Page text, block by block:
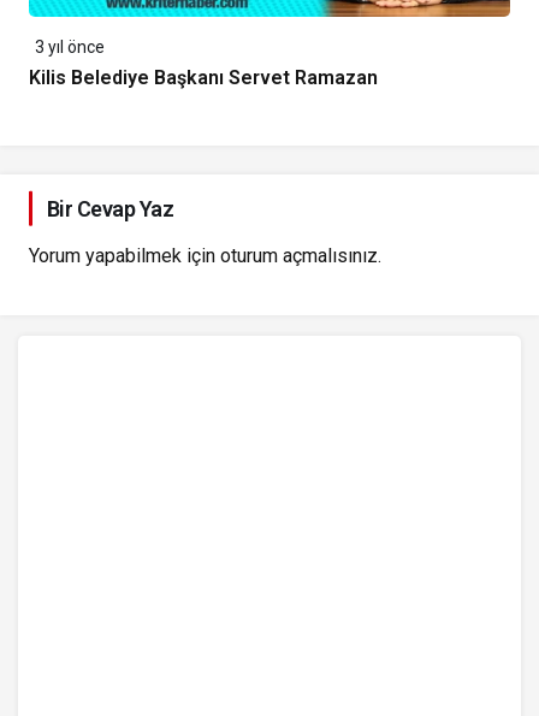
3 yıl önce
Kilis Belediye Başkanı Servet Ramazan
Bir Cevap Yaz
Yorum yapabilmek için oturum açmalısınız.